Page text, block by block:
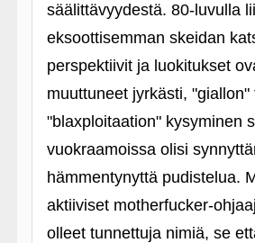
säälittävyydestä. 80-luvulla
eksoottisemman skeidan
perspektiivit ja luokitukset
muuttuneet jyrkästi, "giallon"
"blaxploitaation" kysyminen
vuokraamoissa olisi
hämmentynyttä pudistelua.
aktiiviset motherfucker-
olleet tunnettuja nimiä, se